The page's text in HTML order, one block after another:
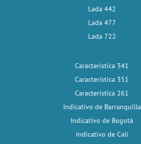
Lada 442
Lada 477
Lada 722
Característica 341
Característica 351
Característica 261
Indicativo de Barranquilla
Indicativo de Bogotá
Indicativo de Cali